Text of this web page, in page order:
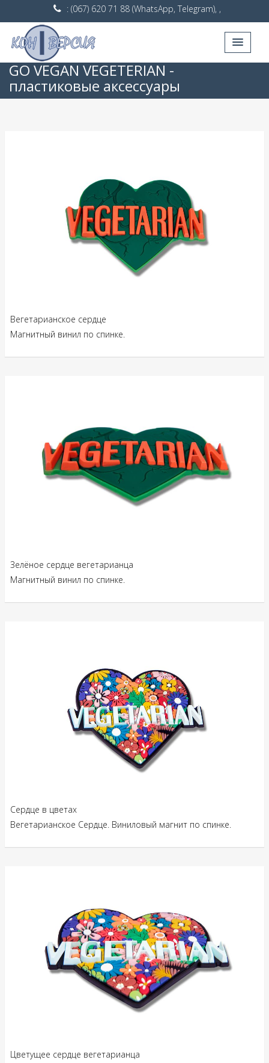
: (067) 620 71 88 (WhatsApp, Telegram), ,
GO VEGAN VEGETERIAN -
пластиковые аксессуары
Вегетарианское сердце
Магнитный винил по спинке.
Зелёное сердце вегетарианца
Магнитный винил по спинке.
Сердце в цветах
Вегетарианское Сердце. Виниловый магнит по спинке.
Цветущее сердце вегетарианца